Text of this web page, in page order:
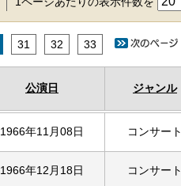
31 32 33
公演日 ジャンル
1966年11月08日 コンサート
1966年12月18日 コンサート